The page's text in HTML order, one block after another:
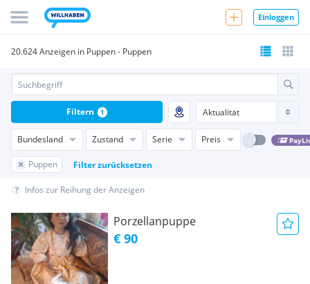
Einloggen
20.624 Anzeigen in Puppen - Puppen
Bundesland Zustand Serie Preis
Puppen Filter zurücksetzen
Filtern 1
Infos zur Reihung der Anzeigen
Porzellanpuppe
€ 90